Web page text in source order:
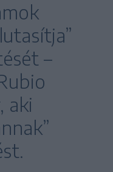
–
aki